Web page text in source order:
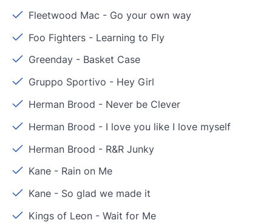
Fleetwood Mac - Go your own way
Foo Fighters - Learning to Fly
Greenday - Basket Case
Gruppo Sportivo - Hey Girl
Herman Brood - Never be Clever
Herman Brood - I love you like I love myself
Herman Brood - R&R Junky
Kane - Rain on Me
Kane - So glad we made it
Kings of Leon -Wait for Me